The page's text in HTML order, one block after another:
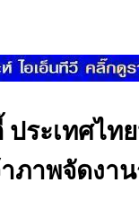
ระเทศไท
าภาพจัดงา